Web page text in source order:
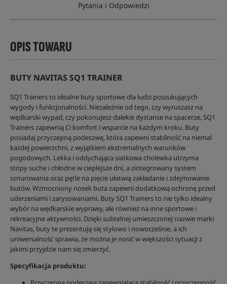
Pytania i Odpowiedzi
OPIS TOWARU
BUTY NAVITAS SQ1 TRAINER
SQ1 Trainers to idealne buty sportowe dla ludzi poszukujących
wygody i funkcjonalności. Niezależnie od tego, czy wyruszasz na
wędkarski wypad, czy pokonujesz dalekie dystanse na spacerze, SQ1
Trainers zapewnią Ci komfort i wsparcie na każdym kroku. Buty
posiadaj przyczepną podeszwę, która zapewni stabilność na niemal
każdej powierzchni, z wyjątkiem ekstremalnych warunków
pogodowych. Lekka i oddychająca siatkowa cholewka utrzyma
stopy suche i chłodne w cieplejsze dni, a zintegrowany system
sznurowania oraz pętle na pięcie ułatwią zakładanie i zdejmowanie
butów. Wzmocniony nosek buta zapewni dodatkową ochronę przed
uderzeniami i zarysowaniami. Buty SQ1 Trainers to nie tylko idealny
wybór na wędkarskie wyprawy, ale również na inne sportowe i
rekreacyjne aktywności. Dzięki subtelnej umieszczonej nazwie marki
Navitas, buty te prezentują się stylowo i nowocześnie, a ich
uniwersalność sprawia, że można je nosić w większości sytuacji z
jakimi przyjdzie nam się zmierzyć.
Specyfikacja produktu: